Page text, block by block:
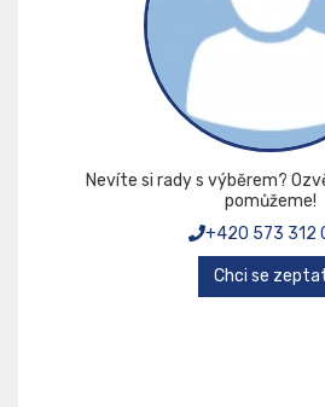
Nevíte si rady s výběrem?
pomůžeme!
+420 573 312
Chci se